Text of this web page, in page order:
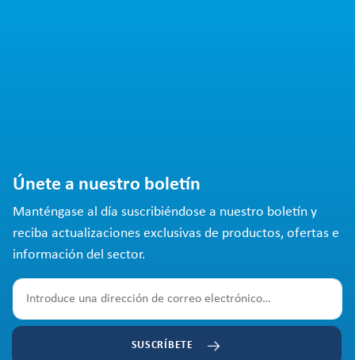
Únete a nuestro boletín
Manténgase al día suscribiéndose a nuestro boletín y
reciba actualizaciones exclusivas de productos, ofertas e
información del sector.
SUSCRÍBETE